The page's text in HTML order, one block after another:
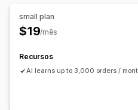
small plan
$19/mês
Recursos
AI learns up to 3,000 orders /